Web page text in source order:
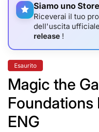
Siamo uno
Riceverai il tuo
dell'uscita
release !
Etichetta
del
prodotto:
Esaurito
Magic the
Foundations
ENG